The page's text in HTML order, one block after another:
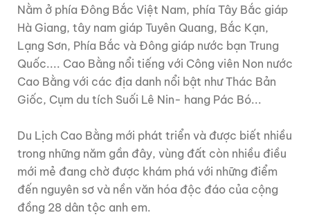
Nằm ở phía Đông Bắc Việt Nam, phía Tây Bắc giáp
Hà Giang, tây nam giáp Tuyên Quang, Bắc Kạn,
Lạng Sơn, Phía Bắc và Đông giáp nước bạn Trung
Quốc.... Cao Bằng nổi tiếng với Công viên Non nước
Cao Bằng với các địa danh nổi bật như Thác Bản
Giốc, Cụm du tích Suối Lê Nin- hang Pác Bó...
Du Lịch Cao Bằng mới phát triển và được biết nhiều
trong những năm gần đây, vùng đất còn nhiều điều
mới mẻ đang chờ được khám phá với những điểm
đến nguyên sơ và nền văn hóa độc đáo của cộng
đồng 28 dân tộc anh em.